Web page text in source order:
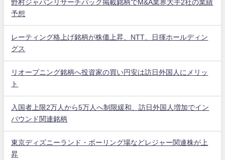
野村ジャパンリサーチパック掲載銘柄でM&A業界大手2社の業績
予想
レーティング格上げ銘柄が株価上昇、NTT、日揮ホールディン
グス
リオープニング銘柄へ投資家の買い円安は訪日外国人にメリッ
ト
入国者上限2万人から5万人へ制限緩和、訪日外国人増加でイン
バウンド関連銘柄
東京ディズニーランド・ボーリング場などレジャー関連株が上
昇